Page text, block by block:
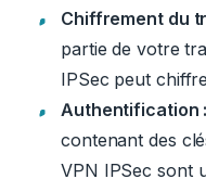
Chiffrement du
partie de votre
IPSec peut
Authentification :
contenant des
VPN IPSec sont